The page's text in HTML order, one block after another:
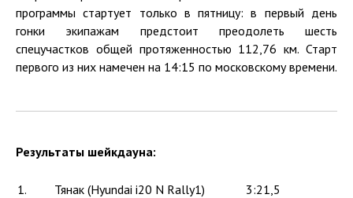
программы стартует только в пятницу: в первый день
гонки экипажам предстоит преодолеть шесть
спецучастков общей протяженностью 112,76 км. Старт
первого из них намечен на 14:15 по московскому времени.
Результаты шейкдауна:
1. Тянак (Hyundai i20 N Rally1)
3:21,5